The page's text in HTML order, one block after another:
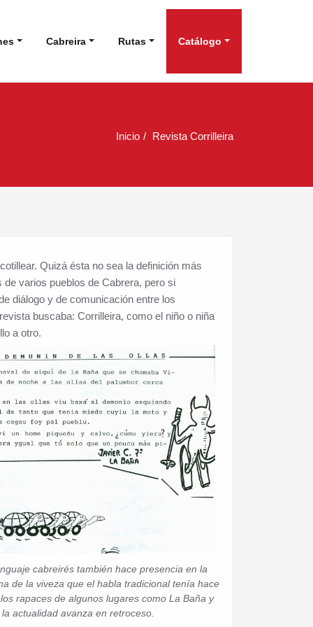
Cabreira Rutas Catálogo
Inicio Revista Corrilleira
Quizá ésta no sea la definición más
varios pueblos de Cabrera, pero si
diálogo y de comunicación entre los
buscaba: Corrilleira, como el niño o niña
a otro.
cabreirés también hace presencia en la
de la viveza que el habla tradicional tenía hace
rapaces de algunos lugares como La Baña y
actualidad avanza en retroceso.